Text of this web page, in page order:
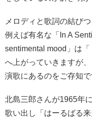
メロディと歌詞の結び
例えば有名な「In A
sentimental mood」は
へ上がっていきますが
演歌にあるのをご存知で
北島三郎さんが1965年
歌い出し「はーるばる